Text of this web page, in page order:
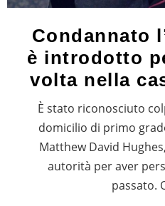
Condannato
è introdotto
volta nella
È stato riconosciuto
domicilio di primo
Matthew David
autorità per aver
passato.